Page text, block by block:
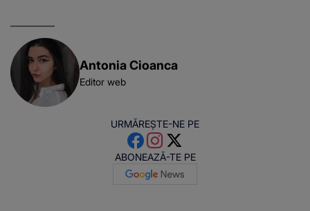
Antonia Cioanca
Editor web
URMĂREȘTE-NE PE
ABONEAZĂ-TE PE